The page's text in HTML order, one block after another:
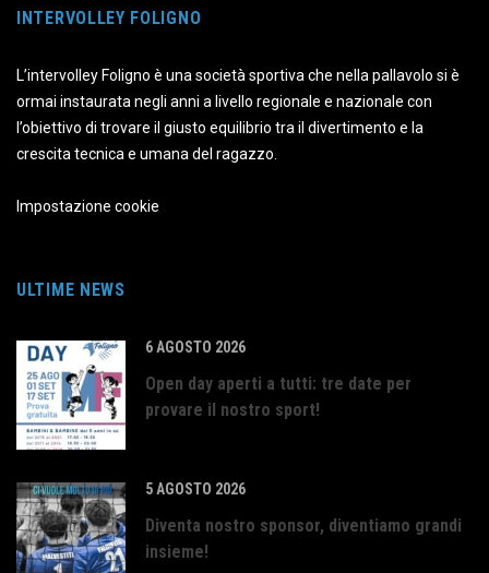
INTERVOLLEY FOLIGNO
L’intervolley Foligno è una società sportiva che nella pallavolo si è
ormai instaurata negli anni a livello regionale e nazionale con
l’obiettivo di trovare il giusto equilibrio tra il divertimento e la
crescita tecnica e umana del ragazzo.
Impostazione cookie
ULTIME NEWS
6 AGOSTO 2026
Open day aperti a tutti: tre date per
provare il nostro sport!
5 AGOSTO 2026
Diventa nostro sponsor, diventiamo grandi
insieme!